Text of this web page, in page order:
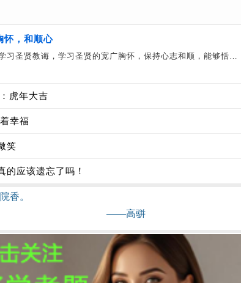
怀，和顺心
习圣贤教诲，学习圣贤的宽广胸怀，保持心志和顺，能够恬…
虎年大吉
幸福
笑
的应该遗忘了吗！